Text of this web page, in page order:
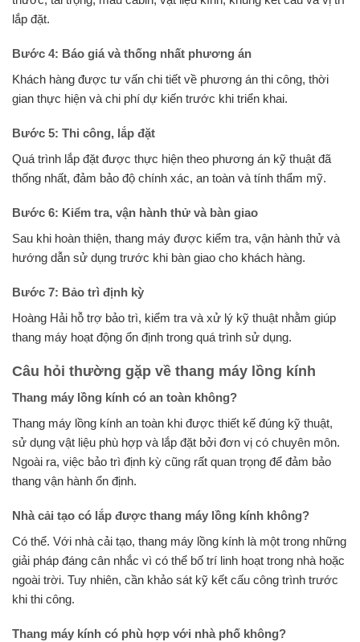
lắp đặt.
Bước 4: Báo giá và thống nhất phương án
Khách hàng được tư vấn chi tiết về phương án thi công, thời
gian thực hiện và chi phí dự kiến trước khi triển khai.
Bước 5: Thi công, lắp đặt
Quá trình lắp đặt được thực hiện theo phương án kỹ thuật đã
thống nhất, đảm bảo độ chính xác, an toàn và tính thẩm mỹ.
Bước 6: Kiểm tra, vận hành thử và bàn giao
Sau khi hoàn thiện, thang máy được kiểm tra, vận hành thử và
hướng dẫn sử dụng trước khi bàn giao cho khách hàng.
Bước 7: Bảo trì định kỳ
Hoàng Hải hỗ trợ bảo trì, kiểm tra và xử lý kỹ thuật nhằm giúp
thang máy hoạt động ổn định trong quá trình sử dụng.
Câu hỏi thường gặp về thang máy lồng kính
Thang máy lồng kính có an toàn không?
Thang máy lồng kính an toàn khi được thiết kế đúng kỹ thuật,
sử dụng vật liệu phù hợp và lắp đặt bởi đơn vị có chuyên môn.
Ngoài ra, việc bảo trì định kỳ cũng rất quan trọng để đảm bảo
thang vận hành ổn định.
Nhà cải tạo có lắp được thang máy lồng kính không?
Có thể. Với nhà cải tạo, thang máy lồng kính là một trong những
giải pháp đáng cân nhắc vì có thể bố trí linh hoạt trong nhà hoặc
ngoài trời. Tuy nhiên, cần khảo sát kỹ kết cấu công trình trước
khi thi công.
Thang máy kính có phù hợp với nhà phố không?